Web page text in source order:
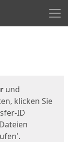
und
klicken Sie
ID